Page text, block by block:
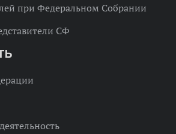
при Федеральном Собрании
СФ